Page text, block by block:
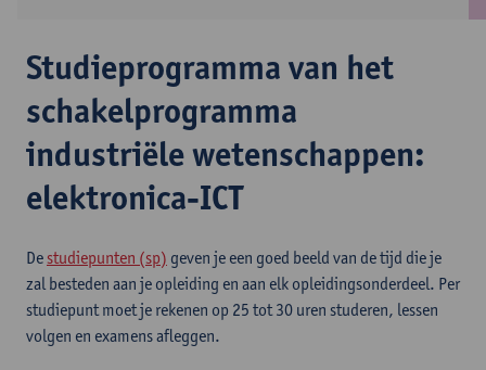
Studieprogramma van het
schakelprogramma
industriële wetenschappen:
elektronica-ICT
De studiepunten (sp) geven je een goed beeld van de tijd die je
zal besteden aan je opleiding en aan elk opleidingsonderdeel. Per
studiepunt moet je rekenen op 25 tot 30 uren studeren, lessen
volgen en examens afleggen.